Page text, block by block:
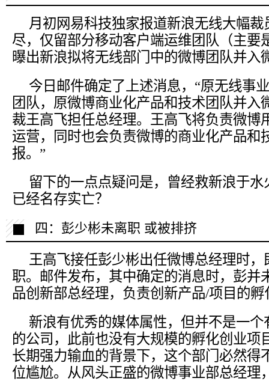
月初网易科技独家报道新浪无线大幅裁
尽，仅留部分移动客户端运维团队（主要
曝出新浪拟将无线部门中的微博团队并入
今日邮件确定了上述消息，“原无线事
团队，原微博商业化产品和技术团队并入
裁王高飞担任总经理。王高飞将负责微博
运营，同时也会负责微博的商业化产品和
报。”
留下的一点点疑问是，曾经救新浪于
已经名存实亡？
四：彭少彬未离职 或被排挤
王高飞接任彭少彬出任微博总经理时
职。邮件发布，其中确定的消息时，彭并
品创新部总经理，负责创新产品/项目的
新浪有优秀的媒体属性，但并不是一
的公司，此前也没有大规模的孵化创业项
长期强力输血的背景下，这个部门必然得
位尴尬。从风头正盛的微博事业部总经理